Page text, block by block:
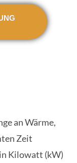
an Wärme,
Zeit
Kilowatt (kW)